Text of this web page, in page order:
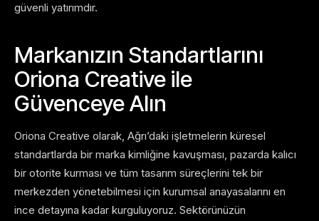
güvenli yatırımdır.
Markanızın Standartlarını
Oriona Creative ile
Güvenceye Alın
Oriona Creative olarak, Ağrı’daki işletmelerin küresel
standartlarda bir marka kimliğine kavuşması, pazarda kalıcı
bir otorite kurması ve tüm tasarım süreçlerini tek bir
merkezden yönetebilmesi için kurumsal anayasalarını en
ince detayına kadar kurguluyoruz. Sektörünüzün